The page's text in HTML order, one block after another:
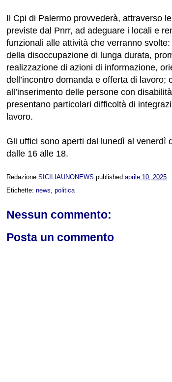
Il Cpi di Palermo provvederà, attraverso
previste dal Pnrr, ad adeguare i locali e
funzionali alle attività che verranno
della disoccupazione di lunga durata,
realizzazione di azioni di informazione,
dell’incontro domanda e offerta di
all’inserimento delle persone con
presentano particolari difficoltà di
lavoro.
Gli uffici sono aperti dal lunedì al venerdì
dalle 16 alle 18.
Redazione SICILIAUNONEWS published aprile 10, 2025
Etichette: news politica
Nessun commento:
Posta un commento